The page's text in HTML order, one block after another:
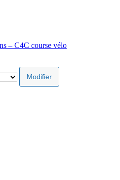
– C4C course vélo